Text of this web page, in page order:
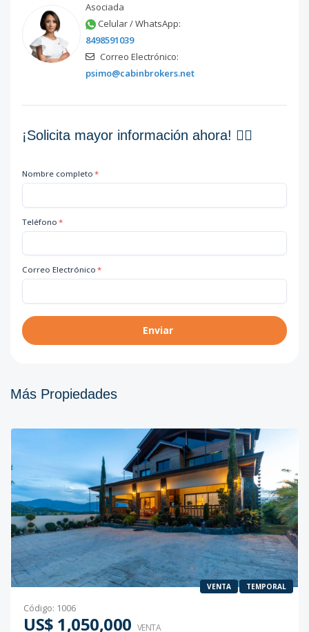
Asociada
Celular / WhatsApp:
8498591039
Correo Electrónico:
psimo@cabinbrokers.net
¡Solicita mayor información ahora! 👇🏽
Nombre completo *
Teléfono *
Correo Electrónico *
Enviar
Más Propiedades
VENTA TEMPORAL
Código: 1006
US$ 1,050,000 VENTA